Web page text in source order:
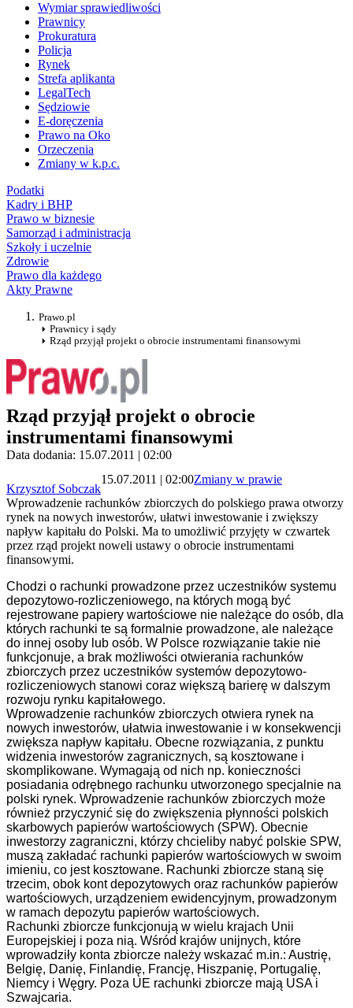
Wymiar sprawiedliwości
Prawnicy
Prokuratura
Policja
Rynek
Strefa aplikanta
LegalTech
Sędziowie
E-doręczenia
Prawo na Oko
Orzeczenia
Zmiany w k.p.c.
Podatki
Kadry i BHP
Prawo w biznesie
Samorząd i administracja
Szkoły i uczelnie
Zdrowie
Prawo dla każdego
Akty Prawne
Prawo.pl
Prawnicy i sądy
Rząd przyjął projekt o obrocie instrumentami finansowymi
Rząd przyjął projekt o obrocie
instrumentami finansowymi
Data dodania: 15.07.2011 | 02:00
Krzysztof Sobczak
15.07.2011 | 02:00Zmiany w prawie
Wprowadzenie rachunków zbiorczych do polskiego prawa otworzy
rynek na nowych inwestorów, ułatwi inwestowanie i zwiększy
napływ kapitału do Polski. Ma to umożliwić przyjęty w czwartek
przez rząd projekt noweli ustawy o obrocie instrumentami
finansowymi.
Chodzi o rachunki prowadzone przez uczestników systemu
depozytowo-rozliczeniowego, na których mogą być
rejestrowane papiery wartościowe nie należące do osób, dla
których rachunki te są formalnie prowadzone, ale należące
do innej osoby lub osób. W Polsce rozwiązanie takie nie
funkcjonuje, a brak możliwości otwierania rachunków
zbiorczych przez uczestników systemów depozytowo-
rozliczeniowych stanowi coraz większą barierę w dalszym
rozwoju rynku kapitałowego.
Wprowadzenie rachunków zbiorczych otwiera rynek na
nowych inwestorów, ułatwia inwestowanie i w konsekwencji
zwiększa napływ kapitału. Obecne rozwiązania, z punktu
widzenia inwestorów zagranicznych, są kosztowane i
skomplikowane. Wymagają od nich np. konieczności
posiadania odrębnego rachunku utworzonego specjalnie na
polski rynek. Wprowadzenie rachunków zbiorczych może
również przyczynić się do zwiększenia płynności polskich
skarbowych papierów wartościowych (SPW). Obecnie
inwestorzy zagraniczni, którzy chcieliby nabyć polskie SPW,
muszą zakładać rachunki papierów wartościowych w swoim
imieniu, co jest kosztowane. Rachunki zbiorcze staną się
trzecim, obok kont depozytowych oraz rachunków papierów
wartościowych, urządzeniem ewidencyjnym, prowadzonym
w ramach depozytu papierów wartościowych.
Rachunki zbiorcze funkcjonują w wielu krajach Unii
Europejskiej i poza nią. Wśród krajów unijnych, które
wprowadziły konta zbiorcze należy wskazać m.in.: Austrię,
Belgię, Danię, Finlandię, Francję, Hiszpanię, Portugalię,
Niemcy i Węgry. Poza UE rachunki zbiorcze mają USA i
Szwajcaria.